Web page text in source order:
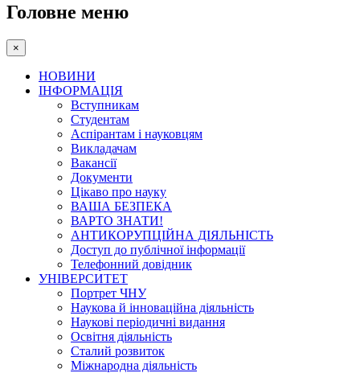
Головне меню
×
НОВИНИ
ІНФОРМАЦІЯ
Вступникам
Студентам
Аспірантам і науковцям
Викладачам
Вакансії
Документи
Цікаво про науку
ВАША БЕЗПЕКА
ВАРТО ЗНАТИ!
АНТИКОРУПЦІЙНА ДІЯЛЬНІСТЬ
Доступ до публічної інформації
Телефонний довідник
УНІВЕРСИТЕТ
Портрет ЧНУ
Наукова й інноваційна діяльність
Наукові періодичні видання
Освітня діяльність
Сталий розвиток
Міжнародна діяльність